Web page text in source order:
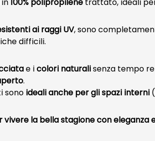
ai raggi UV, sono
difficili.
e icolori naturalisenza tempo
.
sono ideali anche per gli spazi interni
vivere la bella stagione con eleganza